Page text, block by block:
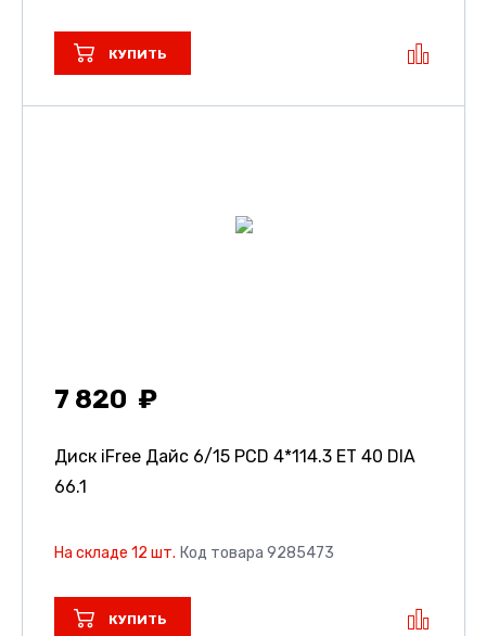
КУПИТЬ
7 820
Диск iFree Дайс 6/15 PCD 4*114.3 ET 40 DIA
66.1
На складе 12 шт. Код товара 9285473
КУПИТЬ